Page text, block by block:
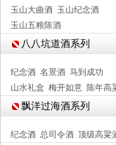
玉山大曲酒 玉山纪念酒
玉山五粮陈酒
八八坑道酒系列
纪念酒 名景酒 马到成功
山水礼盒 梅开如意 陈年高
飘洋过海酒系列
纪念酒 总司令酒 顶级高粱